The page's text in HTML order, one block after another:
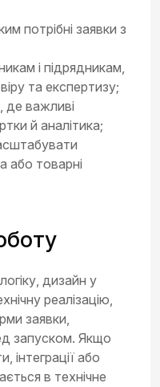
потрібні заявки з
і підрядникам,
та експертизу;
де важливі
й аналітика;
або товарні
дизайн у
реалізацію,
заявки,
запуском. Якщо
інтеграції або
в технічне